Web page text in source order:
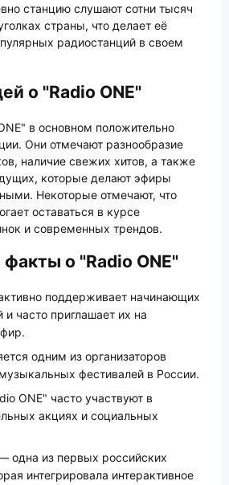
станцию слушают сотни тысяч
страны, что делает её
радиостанций в своем
о "Radio ONE"
в основном положительно
Они отмечают разнообразие
наличие свежих хитов, а также
которые делают эфиры
Некоторые отмечают, что
оставаться в курсе
и современных трендов.
о "Radio ONE"
поддерживает начинающих
и часто приглашает их на
одним из организаторов
фестивалей в России.
ONE" часто участвуют в
акциях и социальных
одна из первых российских
интегрировала интерактивное